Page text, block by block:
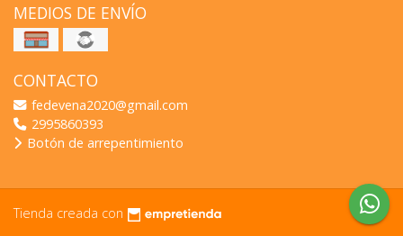
MEDIOS DE ENVÍO
CONTACTO
fedevena2020@gmail.com
2995860393
Botón de arrepentimiento
Tienda creada con